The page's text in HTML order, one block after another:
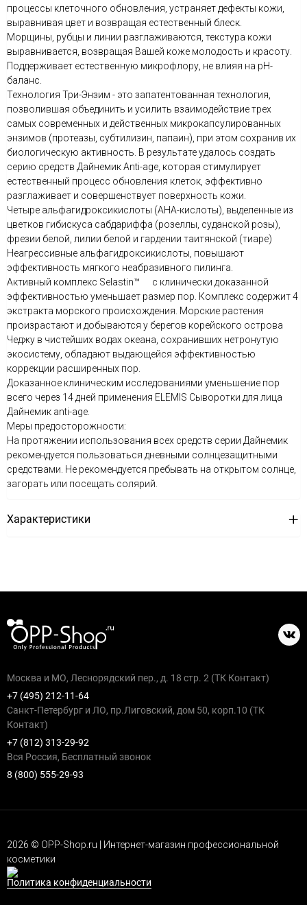
процессы клеточного обновления, устраняет дефекты кожи,
выравнивая цвет и возвращая естественный блеск.
Морщины, рубцы и линии разглаживаются, текстура кожи
выравнивается, возвращая Вашей коже молодость и красоту.
Поддерживает естественную микрофлору, не влияя на pH-
баланс.
Технология Три-Энзим - это запатентованная технология,
позволившая объединить и усилить взаимодействие трех
самых современных и действенных микрокапсулированных
энзимов (протеазы, субтилизин, папаин), при этом сохранив их
биологическую активность. В результате удалось создать
серию средств Дайнемик Anti-age, которая стимулирует
естественный процесс обновления клеток, эффективно
разглаживает и совершенствует поверхность кожи.
Четыре альфагидроксикислоты (АНА-кислоты), выделенные из
цветков гибискуса сабдариффа (розеллы, суданской розы),
фрезии белой, лилии белой и гардении таитянской (тиаре)
Неагрессивные альфагидроксикислоты, повышают
эффективность мягкого неабразивного пилинга.
Активный комплекс Selastin™ с клинически доказанной
эффективностью уменьшает размер пор. Комплекс содержит 4
экстракта морского происхождения. Морские растения
произрастают и добываются у берегов корейского острова
Чеджу в чистейших водах океана, сохранивших нетронутую
экосистему, обладают выдающейся эффективностью
коррекции расширенных пор.
Доказанное клиническим исследованиями уменьшение пор
всего через 14 дней применения ELEMIS Сыворотки для лица
Дайнемик anti-age.
Меры предосторожности:
На протяжении использования всех средств серии Дайнемик
рекомендуется пользоваться дневными солнцезащитными
средствами. Не рекомендуется пребывать на открытом солнце,
загорать или посещать солярий.
Характеристики
Москва и МО, Леснорядский пер., д. 18 стр. 2 (ТК Контакт)
+7 (495) 212-11-64
Санкт-Петербург и ЛО, пр.Лиговский, дом 50, корп.10 (ТК
Контакт)
+7 (812) 313-29-92
Вся Россия, Бесплатный звонок
8 (800) 555-29-93
2026 © OPP-Shop.ru | Интернет-магазин профессиональной
косметики
Политика конфиденциальности